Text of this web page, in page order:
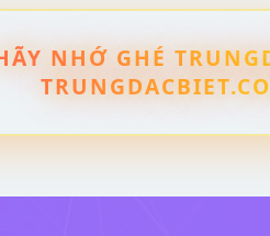
NHỚ GHÉ